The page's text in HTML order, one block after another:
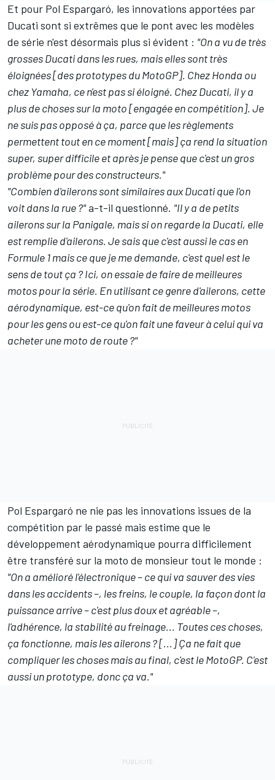
Et pour Pol Espargaró, les innovations apportées par
Ducati sont si extrêmes que le pont avec les modèles
de série n'est désormais plus si évident : "On a vu de très
grosses Ducati dans les rues, mais elles sont très
éloignées [des prototypes du MotoGP]. Chez Honda ou
chez Yamaha, ce n'est pas si éloigné. Chez Ducati, il y a
plus de choses sur la moto [engagée en compétition]. Je
ne suis pas opposé à ça, parce que les règlements
permettent tout en ce moment [mais] ça rend la situation
super, super difficile et après je pense que c'est un gros
problème pour des constructeurs."
"Combien d'ailerons sont similaires aux Ducati que l'on
voit dans la rue ?"a-t-il questionné. "Il y a de petits
ailerons sur la Panigale, mais si on regarde la Ducati, elle
est remplie d'ailerons. Je sais que c'est aussi le cas en
Formule 1 mais ce que je me demande, c'est quel est le
sens de tout ça ? Ici, on essaie de faire de meilleures
motos pour la série. En utilisant ce genre d'ailerons, cette
aérodynamique, est-ce qu'on fait de meilleures motos
pour les gens ou est-ce qu'on fait une faveur à celui qui va
acheter une moto de route ?"
Pol Espargaró ne nie pas les innovations issues de la
compétition par le passé mais estime que le
développement aérodynamique pourra difficilement
être transféré sur la moto de monsieur tout le monde :
"On a amélioré l'électronique – ce qui va sauver des vies
dans les accidents –, les freins, le couple, la façon dont la
puissance arrive – c'est plus doux et agréable –,
l'adhérence, la stabilité au freinage... Toutes ces choses,
ça fonctionne, mais les ailerons ? [...] Ça ne fait que
compliquer les choses mais au final, c'est le MotoGP. C'est
aussi un prototype, donc ça va."